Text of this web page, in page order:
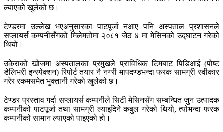
ल्याएको खुलेको छ।
टेण्डरमा उल्लेख भएअनुसारका पाटपूर्जा नआए पनि अस्पताल प्रशासनले
सप्लायर्स कम्पनीसँगको मिलेमतोमा २०८१ जेठ ४ मा मेसिनको उद्घाटन गरेको
थियो।
उकेराको खोजमा अस्पतालका प्रमुखले प्राविधिक टिमबाट पिडिआई (पोष्ट
डेलिभरी इन्स्पेक्शन) रिपोर्ट तयार नै नगरी मापदण्डभन्दा फरक सामग्री स्वीकार
गरेर रकमसमेत भुक्तानी गरेको खुलेको छ।
टेण्डर प्रस्ताव गर्दा सप्लायर्स कम्पनीले सिटी मेसिनसँग सम्बन्धित जुन उत्पादक
कम्पनीको पाटपूर्जा तथा सामग्री ल्याइदिने कबुल गरेको थियो, त्योभन्दा फरक
कम्पनीको सामान ल्याएको पाइएको हो।